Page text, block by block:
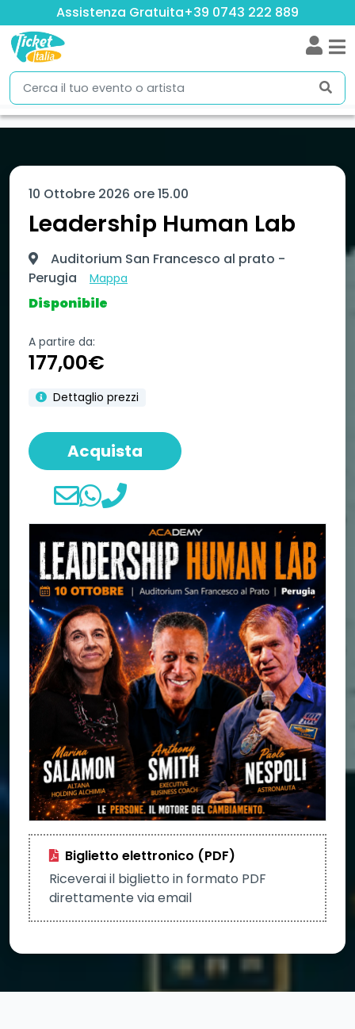
Assistenza Gratuita+39 0743 222 889
10 Ottobre 2026 ore 15.00
Leadership Human Lab
Auditorium San Francesco al prato -
Perugia
Mappa
Disponibile
A partire da:
177,00€
Dettaglio prezzi
Acquista
Biglietto elettronico (PDF)
Riceverai il biglietto in formato PDF
direttamente via email